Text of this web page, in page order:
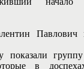
Павлович
показали
в